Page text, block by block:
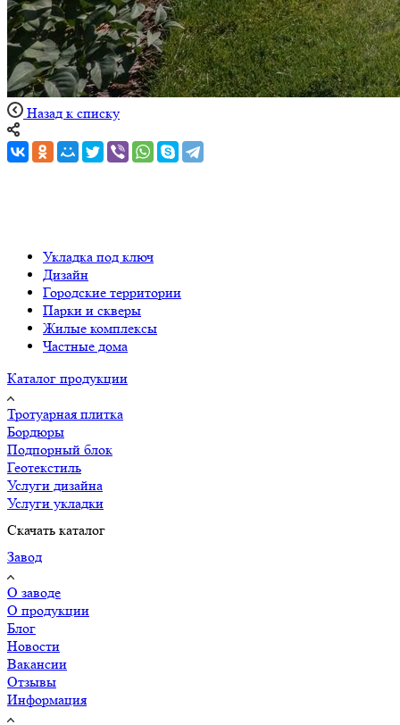
Назад к списку
Укладка под ключ
Дизайн
Городские территории
Парки и скверы
Жилые комплексы
Частные дома
Каталог продукции
Тротуарная плитка
Бордюры
Подпорный блок
Геотекстиль
Услуги дизайна
Услуги укладки
Скачать каталог
Завод
О заводе
О продукции
Блог
Новости
Вакансии
Отзывы
Информация